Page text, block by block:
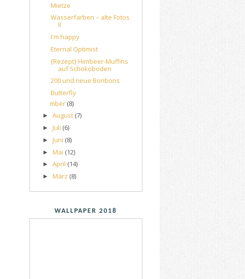
Mietze
Wasserfarben – alte Fotos
II
I'm happy
Eternal Optimist
{Rezept} Himbeer-Muffins
auf Schokoboden
200 und neue Bonbons
Butterfly
mber (8)
►August (7)
►Juli (6)
►Juni (8)
►Mai (12)
►April (14)
►März (8)
WALLPAPER 2018